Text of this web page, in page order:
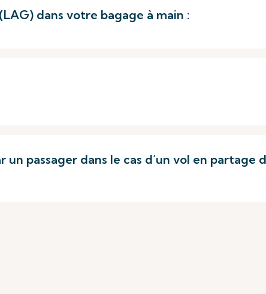
dans votre bagage à main :
passager dans le cas d’un vol en partage